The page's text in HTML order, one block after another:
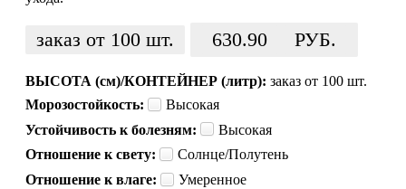
заказ от 100 шт. 630.90 РУБ.
ВЫСОТА (см)/КОНТЕЙНЕР (литр): заказ от 100 шт.
Морозостойкость:
Высокая
Устойчивость к болезням:
Высокая
Отношение к свету:
Солнце/Полутень
Отношение к влаге:
Умеренное